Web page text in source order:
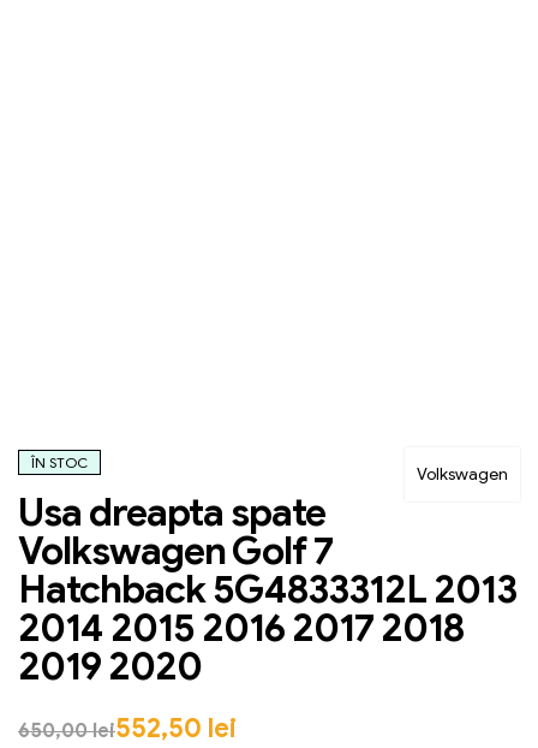
Volkswagen
ÎN STOC
Usa dreapta spate
Volkswagen Golf 7
Hatchback 5G4833312L 2013
2014 2015 2016 2017 2018
2019 2020
650,00lei552,50 lei